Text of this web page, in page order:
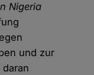
Nigeria
und zur